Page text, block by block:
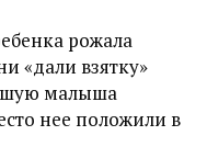
рожала
«дали взятку»
малыша
нее положили в